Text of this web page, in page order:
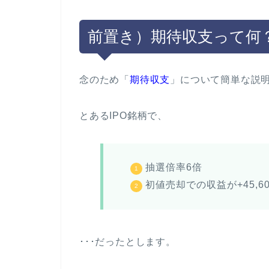
前置き）期待収支って何
念のため「 期待収支 」について簡単な説
とあるIPO銘柄で、
抽選倍率6倍
初値売却での収益が
･･･だったとします。